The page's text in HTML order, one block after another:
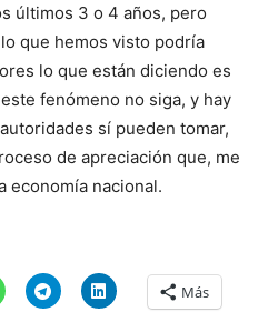
últimos 3 o 4 años, pero
que hemos visto podría
lo que están diciendo es
fenómeno no siga, y hay
sí pueden tomar,
de apreciación que, me
economía nacional.
Más